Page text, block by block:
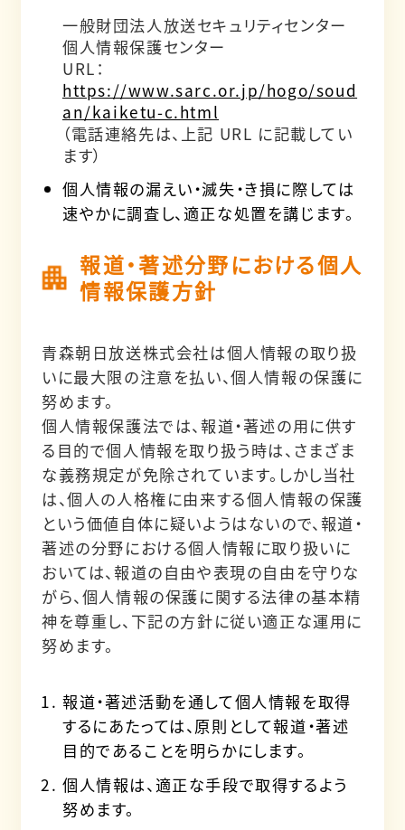
一般財団法人放送セキュリティセンター
個人情報保護センター
URL：
https://www.sarc.or.jp/hogo/soud
an/kaiketu-c.html
（電話連絡先は、上記 URL に記載してい
ます）
個人情報の漏えい・滅失・き損に際しては
速やかに調査し、適正な処置を講じます。
報道・著述分野における個人
情報保護方針
青森朝日放送株式会社は個人情報の取り扱
いに最大限の注意を払い、個人情報の保護に
努めます。
個人情報保護法では、報道・著述の用に供す
る目的で個人情報を取り扱う時は、さまざま
な義務規定が免除されています。しかし当社
は、個人の人格権に由来する個人情報の保護
という価値自体に疑いようはないので、報道・
著述の分野における個人情報に取り扱いに
おいては、報道の自由や表現の自由を守りな
がら、個人情報の保護に関する法律の基本精
神を尊重し、下記の方針に従い適正な運用に
努めます。
報道・著述活動を通して個人情報を取得
するにあたっては、原則として報道・著述
目的であることを明らかにします。
個人情報は、適正な手段で取得するよう
努めます。